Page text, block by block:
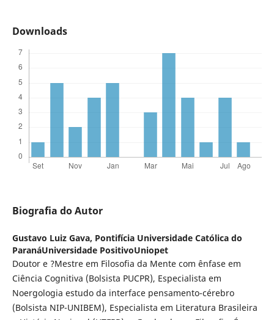
Downloads
Biografia do Autor
Gustavo Luiz Gava, Pontifícia Universidade Católica do
ParanáUniversidade PositivoUniopet
Doutor e ?Mestre em Filosofia da Mente com ênfase em
Ciência Cognitiva (Bolsista PUCPR), Especialista em
Noergologia estudo da interface pensamento-cérebro
(Bolsista NIP-UNIBEM), Especialista em Literatura Brasileira